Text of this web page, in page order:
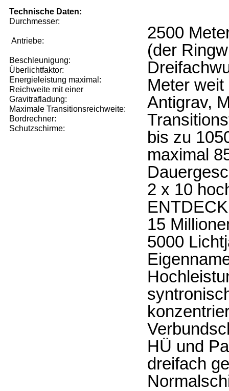
Technische Daten:
Durchmesser:
Antriebe:
Beschleunigung:
Überlichtfaktor:
Energieleistung maximal:
Reichweite mit einer
Gravitrafladung:
Maximale Transitionsreichweite:
Bordrechner:
Schutzschirme:
2500
(der
Meter weit
Antigrav,
bis zu
maximal
2 x 10
15
5000
HÜ und
dreifach